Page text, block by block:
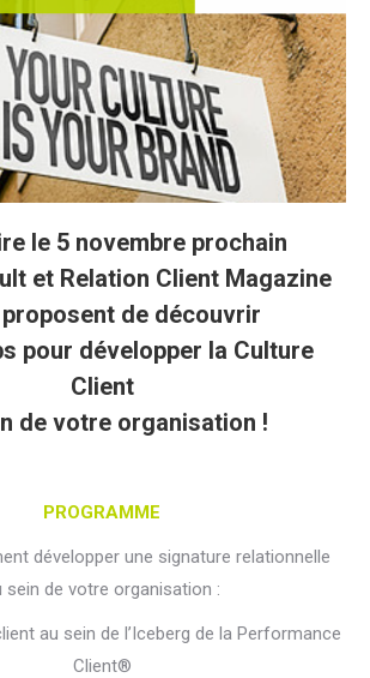
le 5 novembre prochain
et Relation Client Magazine
de découvrir
pour développer la Culture
Client
de votre organisation !
PROGRAMME
développer une signature relationnelle
sein de votre organisation :
au sein de l’Iceberg de la Performance
Client®